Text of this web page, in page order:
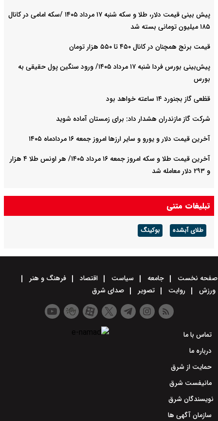
پیش ‌بینی قیمت دلار، طلا و سکه شنبه ۱۷ مرداد ۱۴۰۵ /سکه امامی در کانال
۱۸۵ میلیون تومانی بسته شد
قیمت برنج همچنان در کانال ۴۵۰ تا ۵۵۰ هزار تومان
پیش‌بینی بورس فردا شنبه ۱۷ مرداد ۱۴۰۵/ ورود سنگین پول حقیقی به
بورس
قظعی گاز بجنورد ۱۴ ساعته خواهد بود
شرکت گاز مازندران هشدار داد: برای زمستان آماده شوید
آخرین قیمت دلار و یورو و سایر ارزها امروز جمعه ۱۶ مردادماه ۱۴۰۵
آخرین قیمت طلا و سکه امروز جمعه ۱۶ مرداد ۱۴۰۵/ هر اونس طلا ۴ هزار
و ٢٩٣ دلار معامله شد
تبلیغات متنی
طلای آبشده بوکینگ
صفحه نخست جامعه سیاست اقتصاد
فرهنگ و هنر
ورزش
روایت تصویر صدای شرق
تماس با ما
درباره ما
حمایت از شرق
مانیفست شرق
نویسندگان شرق
سازمان آگهی ها